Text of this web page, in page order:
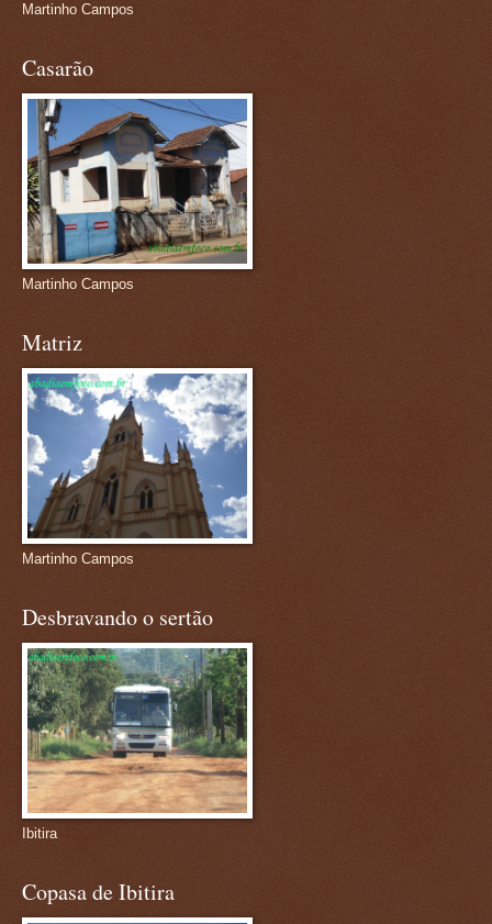
Martinho Campos
Casarão
Martinho Campos
Matriz
Martinho Campos
Desbravando o sertão
Ibitira
Copasa de Ibitira